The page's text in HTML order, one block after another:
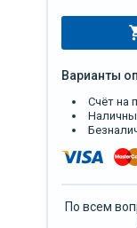
Варианты
Счёт на
По всем